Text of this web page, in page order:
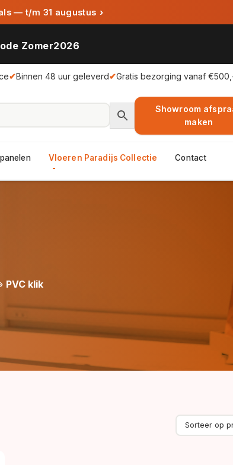
— t/m 31 augustus ›
Zomer2026
✔Binnen 48 uur geleverd✔Gratis bezorging vanaf
Showroom
maken
Vloeren Paradijs Collectie Contact
PVC klik